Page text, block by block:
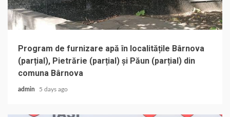
Program de furnizare apă în localitățile Bârnova
(parțial), Pietrărie (parțial) și Păun (parțial) din
comuna Bârnova
admin 5 days ago